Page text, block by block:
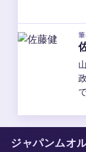
筆
ジャパンムオ